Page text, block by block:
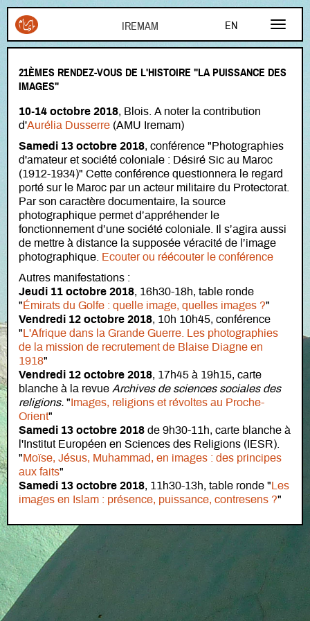
EN
FR
AR
Aller au contenu principal
21ÈMES RENDEZ-VOUS DE L'HISTOIRE "LA PUISSANCE DES
IMAGES"
10-14 octobre 2018, Blois. A noter la contribution
d'Aurélia Dusserre (AMU Iremam)
Samedi 13 octobre 2018, conférence "Photographies
d'amateur et société coloniale : Désiré Sic au Maroc
(1912-1934)" Cette conférence questionnera le regard
porté sur le Maroc par un acteur militaire du Protectorat.
Par son caractère documentaire, la source
photographique permet d’appréhender le
fonctionnement d’une société coloniale. Il s’agira aussi
de mettre à distance la supposée véracité de l’image
photographique.
Ecouter ou réécouter le conférence
Autres manifestations :
Jeudi 11 octobre 2018, 16h30-18h, table ronde
"Émirats du Golfe : quelle image, quelles images ?"
Vendredi 12 octobre 2018, 10h 10h45, conférence
" L'Afrique dans la Grande Guerre. Les photographies
de la mission de recrutement de Blaise Diagne en
1918"
Vendredi 12 octobre 2018, 17h45 à 19h15, carte
blanche à la revue Archives de sciences sociales des
religions. " Images, religions et révoltes au Proche-
Orient"
Samedi 13 octobre 2018 de 9h30-11h, carte blanche à
l'Institut Européen en Sciences des Religions (IESR).
"Moïse, Jésus, Muhammad, en images : des principes
aux faits"
Samedi 13 octobre 2018, 11h30-13h, table ronde " Les
images en Islam : présence, puissance, contresens ?"